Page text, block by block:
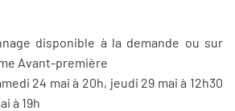
disponible à la demande ou sur
Avant-première
24 mai à 20h, jeudi 29 mai à 12h30
à 19h